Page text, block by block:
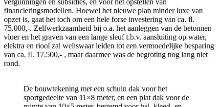
financieringsmodellen. Hoewel het nieuwe plan minder luxe van
opzet is, gaat het toch om een hele forse investering van ca. ﬂ.
75.000,-. Zelfwerkzaamheid bij o.a. het aanleggen van de betonnen
vloer en het graven van een lange sleuf t.b.v. aansluiting op water,
elektra en riool zal weliswaar leiden tot een vermoedelijke besparing
van ca. ﬂ. 17.500,- , maar daarmee was de begroting nog lang niet
rond.
De bouwtekening met een schuin dak voor het
sportgedeelte van 11×8 meter, en een plat dak voor de